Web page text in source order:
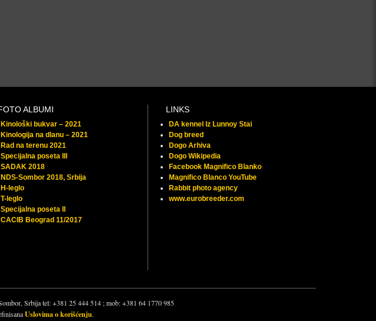
ALBUMI
Kinološki bukvar – 2021
Kinologija na dlanu – 2021
Rad na terenu 2021
Specijalna poseta III
SADAK 2018
NDS-Sombor 2018, Srbija
H-leglo
T-leglo
Specijalna poseta II
CACIB Beograd 11/2017
LINKS
DA kennel Iz Lunnoy Stai
Dog breed
Dogo Arhiva
Dogo Wikipedia
Facebook Magnifico Blanko
Magnifico Blanco YouTube
Rabbit photo agency
www.eurobreeder.com
Srbija tel: +381 25 444 514 ; mob: +381 64 1770 985
Uslovima o korišćenju.